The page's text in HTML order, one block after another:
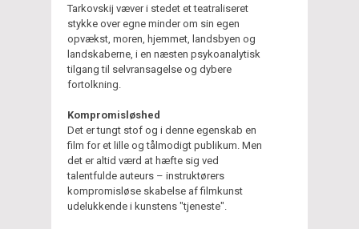
Tarkovskij væver i stedet et teatraliseret
stykke over egne minder om sin egen
opvækst, moren, hjemmet, landsbyen og
landskaberne, i en næsten psykoanalytisk
tilgang til selvransagelse og dybere
fortolkning.
Kompromisløshed
Det er tungt stof og i denne egenskab en
film for et lille og tålmodigt publikum. Men
det er altid værd at hæfte sig ved
talentfulde auteurs – instruktørers
kompromisløse skabelse af filmkunst
udelukkende i kunstens "tjeneste".